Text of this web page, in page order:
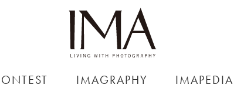
IMAGRAPHY IMAPEDIA